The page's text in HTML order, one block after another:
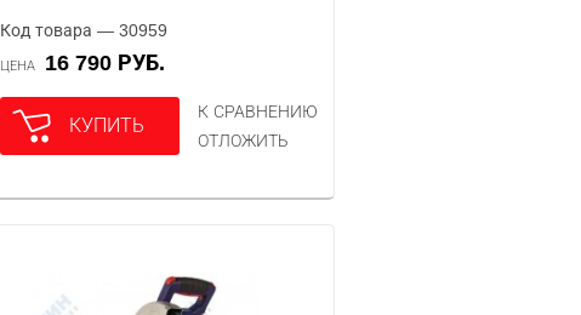
Код товара — 30959
ЦЕНА 16 790 РУБ.
КУПИТЬ
К СРАВНЕНИЮ
ОТЛОЖИТЬ